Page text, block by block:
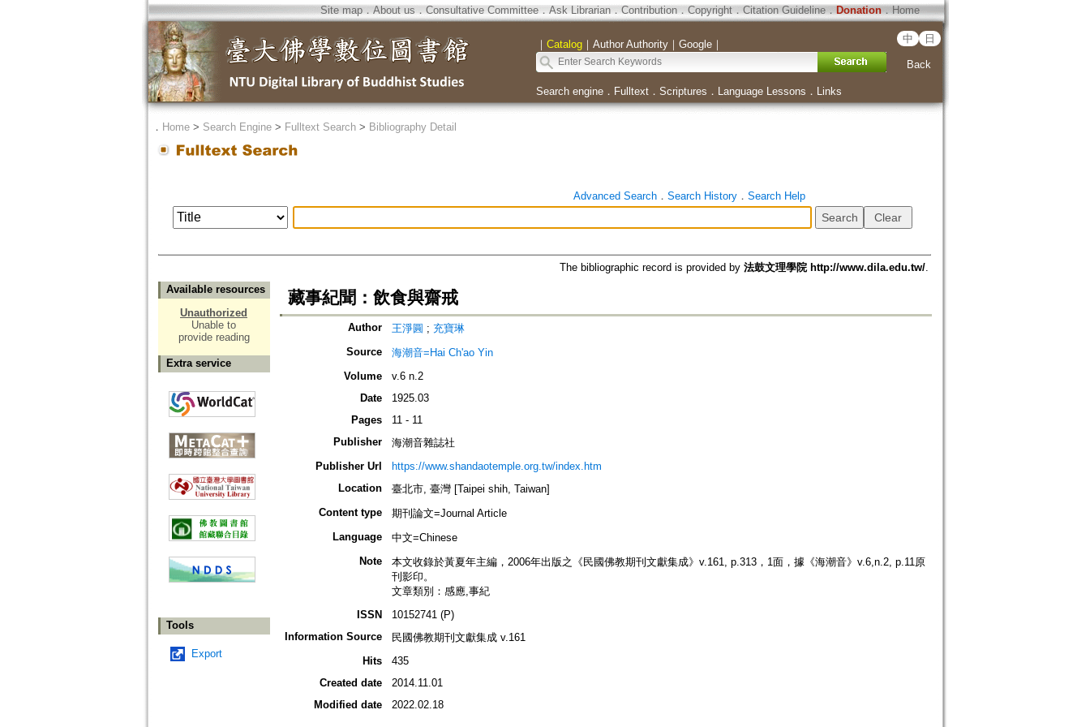
Site map．About us ． Consultative Committee． Ask Librarian． Contribution．Copyright．Citation Guideline． Donation．Home
｜ Catalog｜ Author Authority｜ Google｜ 中 日
Back
Search engine． Fulltext． Scriptures ． Language Lessons ． Links
． Home> Search Engine> Fulltext Search> Bibliography Detail
Advanced Search． Search History． Search Help
The bibliographic record is provided by 法鼓文理學院 http://www.dila.edu.tw/.
Available resources
Unauthorized
Unable to
provide reading
Extra service
Tools
Export
藏事紀聞：飲食與齋戒
Author 王淨圓 ; 充寶琳
Source
海潮音=Hai Ch'ao Yin
Volume
v.6 n.2
Date
1925.03
Pages
11 - 11
Publisher
海潮音雜誌社
Publisher Url
https://www.shandaotemple.org.tw/index.htm
Location
臺北市, 臺灣 [Taipei shih, Taiwan]
Content type
期刊論文=Journal Article
Language
中文=Chinese
Note
本文收錄於黃夏年主編，2006年出版之《民國佛教期刊文獻集成》v.161, p.313，1面，據《海潮音》v.6,n.2, p.11原
刊影印。
文章類別：感應,事紀
ISSN
10152741 (P)
Information Source
民國佛教期刊文獻集成 v.161
Hits
435
Created date
2014.11.01
Modified date
2022.02.18